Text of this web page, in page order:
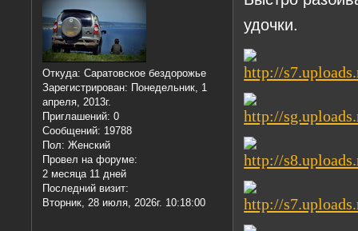
Откуда: Саратовское бездорожье
Зарегистрирован: Понедельник, 1
апреля, 2013г.
Приглашений: 0
Сообщений: 19788
Пол: Женский
Провел на форуме:
2 месяца 11 дней
Последний визит:
Вторник, 28 июля, 2026г. 10:18:00
удочки.